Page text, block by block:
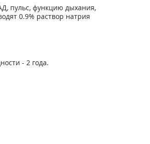
пульс, функцию дыхания,
0.9% раствор натрия
- 2 года.